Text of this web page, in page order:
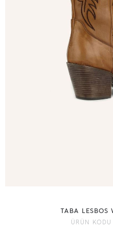
TABA LESBOS
ÜRÜN KODU